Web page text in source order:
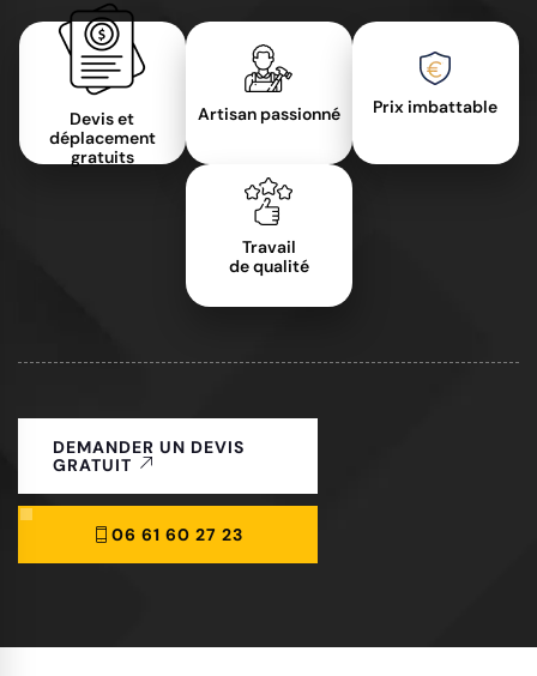
Devis et
déplacement
gratuits
Artisan passionné Prix imbattable
Travail
de qualité
DEMANDER UN DEVIS
GRATUIT
06 61 60 27 23